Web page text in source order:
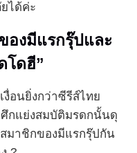
ได้ค่ะ
งมีแรกรุ๊ปและ
โดฮี”
อนยิ่งกว่าซีรีส์ไทย
ศึกแย่งสมบัติมรดกนั้นดุ
มาชิกของมีแรกรุ๊ปกัน